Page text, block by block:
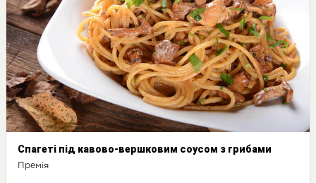
Спагеті під кавово-вершковим соусом з грибами
Премія